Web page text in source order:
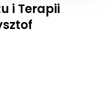
i Terapii